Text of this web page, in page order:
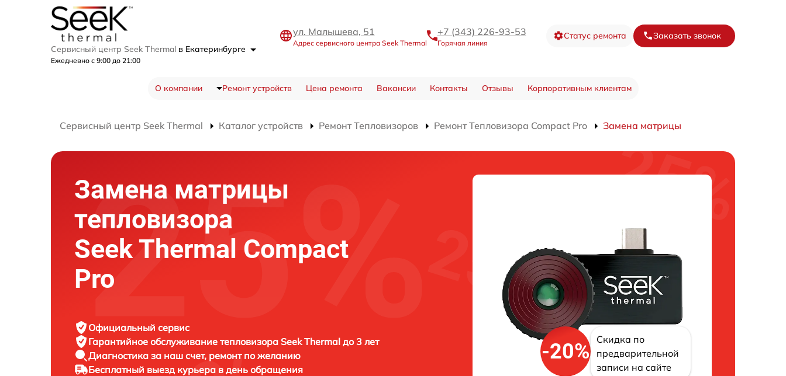
Сервисный центр Seek Thermal в Екатеринбурге
Ежедневно с 9:00 до 21:00
ул. Малышева, 51
Адрес сервисного центра Seek Thermal
+7 (343) 226-93-53
Горячая линия
Статус ремонта Заказать звонок
О компании Ремонт устройств Цена ремонта Вакансии Контакты Отзывы Корпоративным клиентам
Сервисный центр Seek Thermal Каталог устройств Ремонт Тепловизоров Ремонт Тепловизора Compact Pro Замена матрицы
Замена матрицы
тепловизора
Seek Thermal Compact
Pro
Официальный сервис
Гарантийное обслуживание тепловизора Seek Thermal до 3 лет
Диагностика за наш счет, ремонт по желанию
Бесплатный выезд курьера в день обращения
-20%
Скидка по
предварительной
записи на сайте